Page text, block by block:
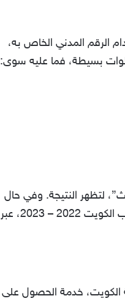
الرقم المدني الخاص به،
بسيطة، فما عليه سوى:
لتظهر النتيجة. وفي حال
وجود ضغط على الموقع، عليك المحاولة مرة أخرى. كما يمكنك الدخول إلى موقع المربع الإلكتروني الخاص بنتائج طلاب الكويت 2022 – 2023، عبر
الكويت، خدمة الحصول على